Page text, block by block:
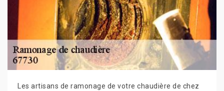
Les artisans de ramonage de votre chaudière de chez